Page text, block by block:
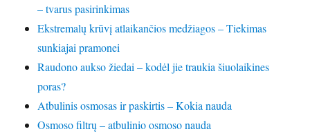
– tvarus pasirinkimas
Ekstremalų krūvį atlaikančios medžiagos – Tiekimas
sunkiajai pramonei
Raudono aukso žiedai – kodėl jie traukia šiuolaikines
poras?
Atbulinis osmosas ir paskirtis – Kokia nauda
Osmoso filtrų – atbulinio osmoso nauda